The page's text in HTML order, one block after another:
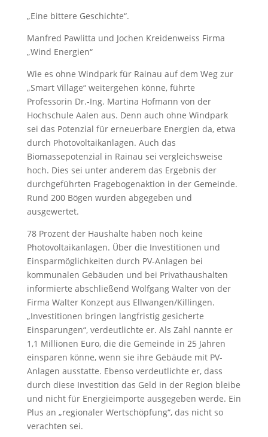
„Eine bittere Geschichte“.
Manfred Pawlitta und Jochen Kreidenweiss Firma
„Wind Energien“
Wie es ohne Windpark für Rainau auf dem Weg zur
„Smart Village“ weitergehen könne, führte
Professorin Dr.-Ing. Martina Hofmann von der
Hochschule Aalen aus. Denn auch ohne Windpark
sei das Potenzial für erneuerbare Energien da, etwa
durch Photovoltaikanlagen. Auch das
Biomassepotenzial in Rainau sei vergleichsweise
hoch. Dies sei unter anderem das Ergebnis der
durchgeführten Fragebogenaktion in der Gemeinde.
Rund 200 Bögen wurden abgegeben und
ausgewertet.
78 Prozent der Haushalte haben noch keine
Photovoltaikanlagen. Über die Investitionen und
Einsparmöglichkeiten durch PV-Anlagen bei
kommunalen Gebäuden und bei Privathaushalten
informierte abschließend Wolfgang Walter von der
Firma Walter Konzept aus Ellwangen/Killingen.
„Investitionen bringen langfristig gesicherte
Einsparungen“, verdeutlichte er. Als Zahl nannte er
1,1 Millionen Euro, die die Gemeinde in 25 Jahren
einsparen könne, wenn sie ihre Gebäude mit PV-
Anlagen ausstatte. Ebenso verdeutlichte er, dass
durch diese Investition das Geld in der Region bleibe
und nicht für Energieimporte ausgegeben werde. Ein
Plus an „regionaler Wertschöpfung“, das nicht so
verachten sei.